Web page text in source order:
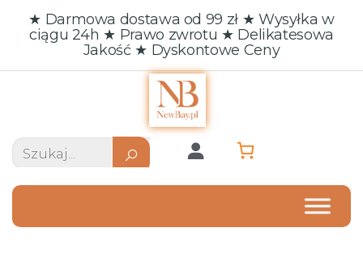
★ Darmowa dostawa od 99 zł ★ Wysyłka w
ciągu 24h ★ Prawo zwrotu ★ Delikatesowa
Jakość ★ Dyskontowe Ceny